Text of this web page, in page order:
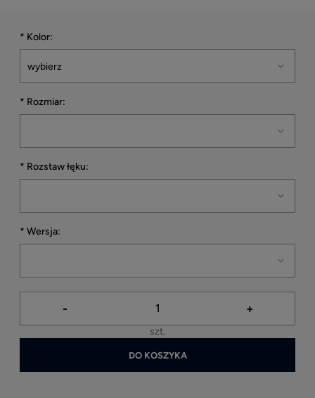
* Kolor:
* Rozmiar:
* Rozstaw łęku:
* Wersja:
- +
szt.
DO KOSZYKA